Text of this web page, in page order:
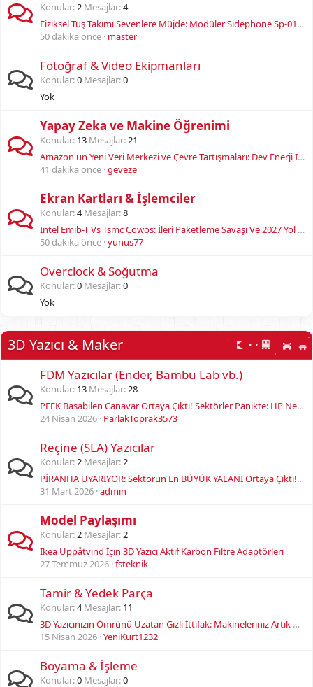
Konular 2 Mesajlar 4
Fiziksel Tuş Takımı Sevenlere Müjde: Modüler Sidephone Sp-01 Tanıtıldı!
50 dakika önce master
Fotoğraf & Video Ekipmanları
Konular 0 Mesajlar 0
Yok
Yapay Zeka ve Makine Öğrenimi
Konular 13 Mesajlar 21
Amazon'un Yeni Veri Merkezi ve Çevre Tartışmaları: Dev Enerji İhtiyacı Karbon Hedeflerini Vuruyor mu?
41 dakika önce geveze
Ekran Kartları & İşlemciler
Konular 4 Mesajlar 8
Intel Emıb-T Vs Tsmc Cowos: İleri Paketleme Savaşı Ve 2027 Yol Haritası
50 dakika önce yunus77
Overclock & Soğutma
Konular 0 Mesajlar 0
Yok
3D Yazıcı & Maker
FDM Yazıcılar (Ender, Bambu Lab vb.)
Konular 13 Mesajlar 28
PEEK Basabilen Canavar Ortaya Çıktı! Sektörler Panikte: HP Neyi Saklıyordu?
24 Nisan 2026 ParlakToprak3573
Reçine (SLA) Yazıcılar
Konular 2 Mesajlar 2
PİRANHA UYARIYOR: Sektörün En BÜYÜK YALANI Ortaya Çıktı! 3D Baskı Seramik Geleceği mi?
31 Mart 2026 admin
Model Paylaşımı
Konular 2 Mesajlar 2
Ikea Uppåtvınd İçin 3D Yazıcı Aktif Karbon Filtre Adaptörleri
27 Temmuz 2026 fsteknik
Tamir & Yedek Parça
Konular 4 Mesajlar 11
3D Yazıcınızın Ömrünü Uzatan Gizli İttifak: Makineleriniz Artık Neden Asla Durmayacak?
15 Nisan 2026 YeniKurt1232
Boyama & İşleme
Konular 0 Mesajlar 0